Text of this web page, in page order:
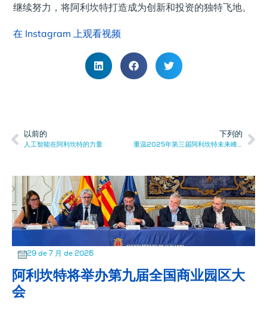
继续努力，将阿利坎特打造成为创新和投资的独特飞地。
在 Instagram 上观看视频
以前的
人工智能在阿利坎特的力量
下列的
重温2025年第三届阿利坎特未来峰会
29 de 7 月 de 2026
阿利坎特将举办第九届全国商业园区大
会